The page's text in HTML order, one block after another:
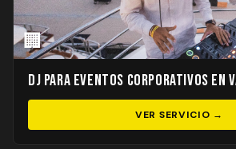
🏢
DJ para Eventos Corporativos en
VER SERVICIO →